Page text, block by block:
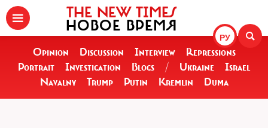
РУ
THE NEW TIMES
НОВОЕ ВРЕМЯ
Opinion Discussion Interview
Repressions
Portrait
Investigation Blogs / Ukraine
Israel
Navalny
Trump Putin Kremlin Duma